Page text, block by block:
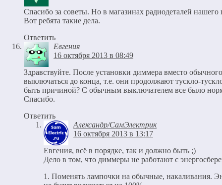
Спасибо за советы. Но в магазинах радиодеталей
Вот ребята такие дела.
Ответить
Евгения
16 октября 2013 в 08:49
Здравствуйте. После установки диммера вместо
выключаться до конца, т.е. они продолжают тускло-
быть причиной? С обычным выключателем все было
Спасибо.
Ответить
Александр/СамЭлектрик
16 октября 2013 в 13:17
Евгения, всё в порядке, так и должно быть ;)
Дело в том, что диммеры не работают с
1. Поменять лампочки на обычные, накаливания.